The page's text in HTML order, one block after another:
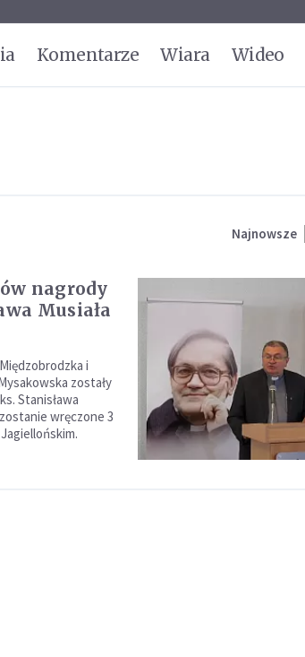
Komentarze Wiara Wideo
Najnowsze
nagrody
Musiała
i
zostały
Stanisława
wręczone 3